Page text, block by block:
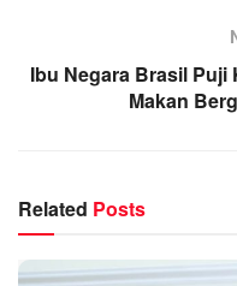
Ibu Negara Brasil Puji
Makan
Related Posts